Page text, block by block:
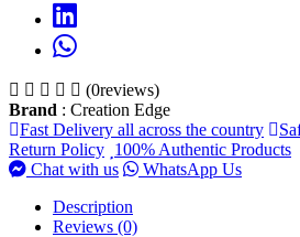
(0reviews)
Brand : Creation Edge
Fast Delivery all across the country
Return Policy 100% Authentic Products
Chat with us
WhatsApp Us
Description
Reviews (0)